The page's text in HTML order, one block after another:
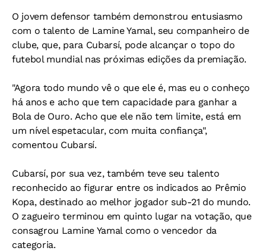
O jovem defensor também demonstrou entusiasmo
com o talento de Lamine Yamal, seu companheiro de
clube, que, para Cubarsí, pode alcançar o topo do
futebol mundial nas próximas edições da premiação.
"Agora todo mundo vê o que ele é, mas eu o conheço
há anos e acho que tem capacidade para ganhar a
Bola de Ouro. Acho que ele não tem limite, está em
um nível espetacular, com muita confiança",
comentou Cubarsí.
Cubarsí, por sua vez, também teve seu talento
reconhecido ao figurar entre os indicados ao Prêmio
Kopa, destinado ao melhor jogador sub-21 do mundo.
O zagueiro terminou em quinto lugar na votação, que
consagrou Lamine Yamal como o vencedor da
categoria.